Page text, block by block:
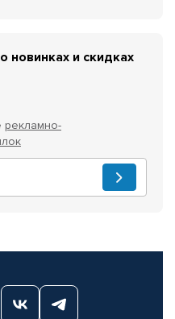
и скидках
рекламно-